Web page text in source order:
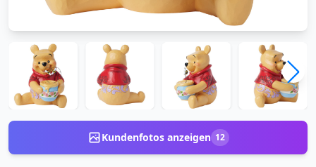
Kundenfotos anzeigen 12